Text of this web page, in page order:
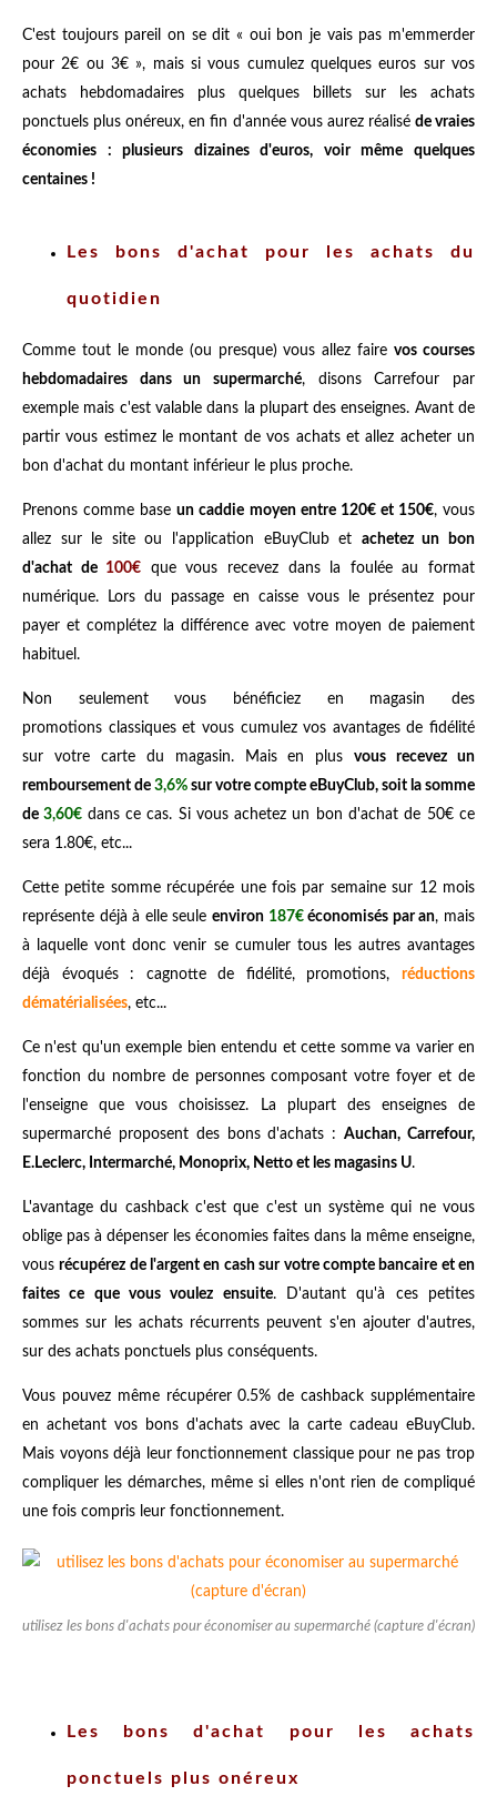
C'est toujours pareil on se dit « oui bon je vais pas m'emmerder
pour 2€ ou 3€ », mais si vous cumulez quelques euros sur vos
achats hebdomadaires plus quelques billets sur les achats
ponctuels plus onéreux, en fin d'année vous aurez réalisé de vraies
économies : plusieurs dizaines d'euros, voir même quelques
centaines !
Les bons d'achat pour les achats du
quotidien
Comme tout le monde (ou presque) vous allez fairevos courses
hebdomadaires dans un supermarché, disons Carrefour par
exemple mais c'est valable dans la plupart des enseignes. Avant de
partir vous estimez le montant de vos achats et allez acheter un
bon d'achat du montant inférieur le plus proche.
Prenons comme baseun caddie moyen entre 120€ et 150€, vous
allez sur le site ou l'application eBuyClub et achetez un bon
d'achat de 100€ que vous recevez dans la foulée au format
numérique. Lors du passage en caisse vous le présentez pour
payer et complétez la différence avec votre moyen de paiement
habituel.
Non seulement vous bénéficiez en magasin des
promotions classiques et vous cumulez vos avantages de fidélité
sur votre carte du magasin. Mais en plusvous recevez un
remboursement de 3,6% sur votre compte eBuyClub, soit la somme
de3,60€ dans ce cas. Si vous achetez un bon d'achat de 50€ ce
sera 1.80€, etc...
Cette petite somme récupérée une fois par semaine sur 12 mois
représente déjà à elle seule environ 187€économisés par an, mais
à laquelle vont donc venir se cumuler tous les autres avantages
déjà évoqués : cagnotte de fidélité, promotions, réductions
dématérialisées, etc...
Ce n'est qu'un exemple bien entendu et cette somme va varier en
fonction du nombre de personnes composant votre foyer et de
l'enseigne que vous choisissez. La plupart des enseignes de
supermarché proposent des bons d'achats :Auchan, Carrefour,
E.Leclerc, Intermarché, Monoprix, Netto et les magasins U.
L'avantage du cashback c'est que c'est un système qui ne vous
oblige pas à dépenser les économies faites dans la même enseigne,
vousrécupérez de l'argent en cash sur votre compte bancaire et en
faites ce que vous voulez ensuite. D'autant qu'à ces petites
sommes sur les achats récurrents peuvent s'en ajouter d'autres,
sur des achats ponctuels plus conséquents.
Vous pouvez même récupérer 0.5% de cashback supplémentaire
en achetant vos bons d'achats avec la carte cadeau eBuyClub.
Mais voyons déjà leur fonctionnement classique pour ne pas trop
compliquer les démarches, même si elles n'ont rien de compliqué
une fois compris leur fonctionnement.
utilisez les bons d'achats pour économiser au supermarché (capture d'écran)
Les bons d'achat pour les achats
ponctuels plus onéreux